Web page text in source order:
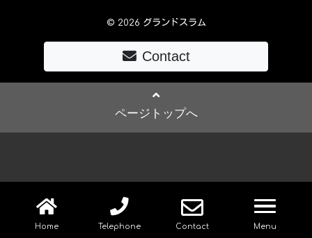
Home Telephone Contact Menu
© 2026 グランドスラム
Contact
ページトップへ